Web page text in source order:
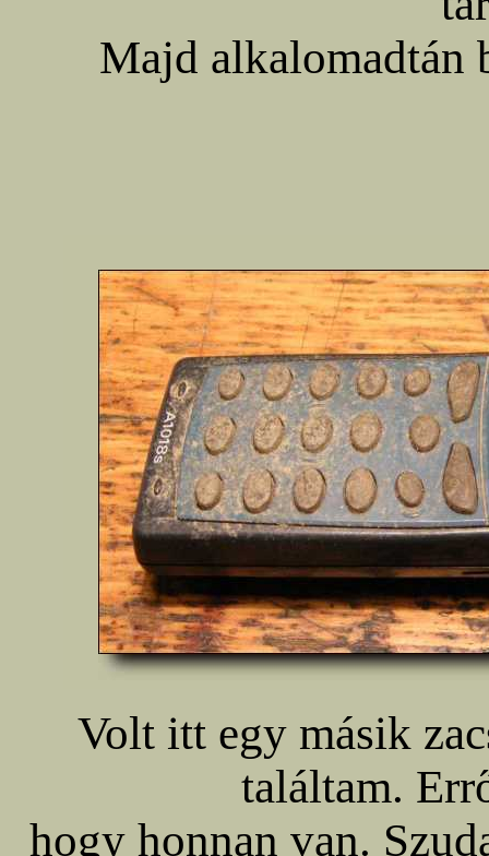
Majd alkalomadtán
Volt itt egy másik
találtam.
hogy honnan van.